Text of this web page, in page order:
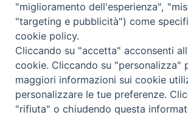
Copyright © 2017 Diocesi di Tricarico
"miglioramento dell'esperienza",
"targeting e pubblicità") come
cookie policy.
Cliccando su "accetta" acconsenti
cookie. Cliccando su "personalizza"
maggiori informazioni sui cookie
personalizzare le tue preferenze.
"rifiuta" o chiudendo questa